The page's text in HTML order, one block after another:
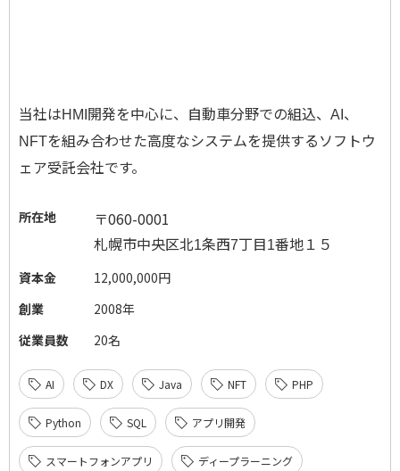
当社はHMI 開発を中心に、自動車分野での組込、 AI 、
NFTを組み合わせた高度なシステムを提供するソフトウ
ェア受託会社です。
所在地
〒060-0001
札幌市中央区北1条西7丁目1番地１５
資本金
12,000,000円
創業
2008年
従業員数
20名
AI DX Java NFT PHP
Python SQL アプリ開発
スマートフォンアプリ ディープラーニング